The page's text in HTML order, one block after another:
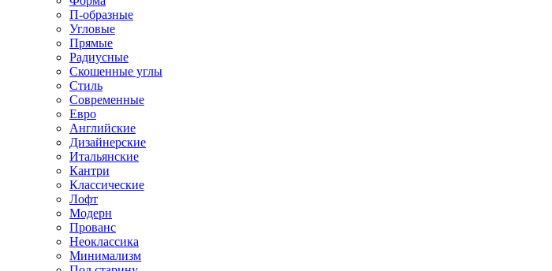
П-образные
Угловые
Прямые
Радиусные
Скошенные углы
Стиль
Современные
Евро
Английские
Дизайнерские
Итальянские
Кантри
Классические
Лофт
Модерн
Прованс
Неоклассика
Минимализм